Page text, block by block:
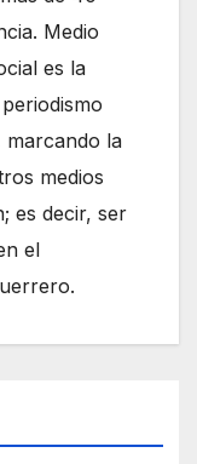
Medio
es la
la
medios
es decir, ser
el